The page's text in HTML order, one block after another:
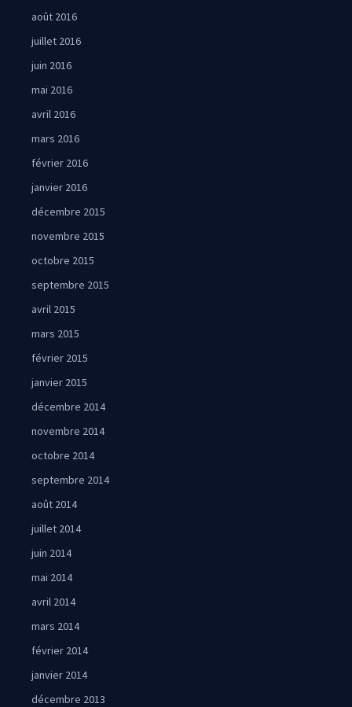
août 2016
juillet 2016
juin 2016
mai 2016
avril 2016
mars 2016
février 2016
janvier 2016
décembre 2015
novembre 2015
octobre 2015
septembre 2015
avril 2015
mars 2015
février 2015
janvier 2015
décembre 2014
novembre 2014
octobre 2014
septembre 2014
août 2014
juillet 2014
juin 2014
mai 2014
avril 2014
mars 2014
février 2014
janvier 2014
décembre 2013